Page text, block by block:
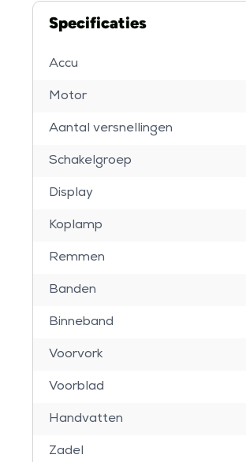
Specificaties
Accu
Motor
Aantal versnellingen
Schakelgroep
Display
Koplamp
Remmen
Banden
Binneband
Voorvork
Voorblad
Handvatten
Zadel